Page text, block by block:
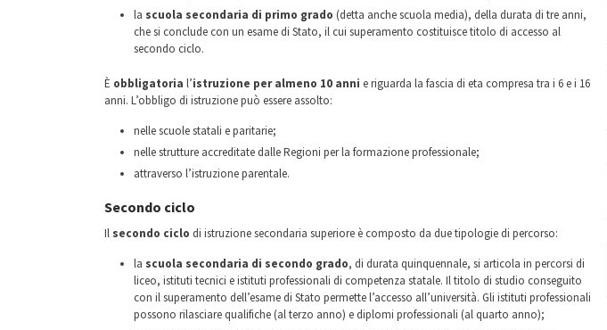
la scuola secondaria di primo grado (detta anche scuola media), della durata di tre anni,
che si conclude con un esame di Stato, il cui superamento costituisce titolo di accesso al
secondo ciclo.
È obbligatoria l’istruzione per almeno 10 anni e riguarda la fascia di eta compresa tra i 6 e i 16
anni. L’obbligo di istruzione può essere assolto:
nelle scuole statali e paritarie;
nelle strutture accreditate dalle Regioni per la formazione professionale;
attraverso l’istruzione parentale.
Secondo ciclo
Il secondo ciclo di istruzione secondaria superiore è composto da due tipologie di percorso:
la scuola secondaria di secondo grado, di durata quinquennale, si articola in percorsi di
liceo, istituti tecnici e istituti professionali di competenza statale. Il titolo di studio conseguito
con il superamento dell’esame di Stato permette l’accesso all’università. Gli istituti professionali
possono rilasciare qualifiche (al terzo anno) e diplomi professionali (al quarto anno);